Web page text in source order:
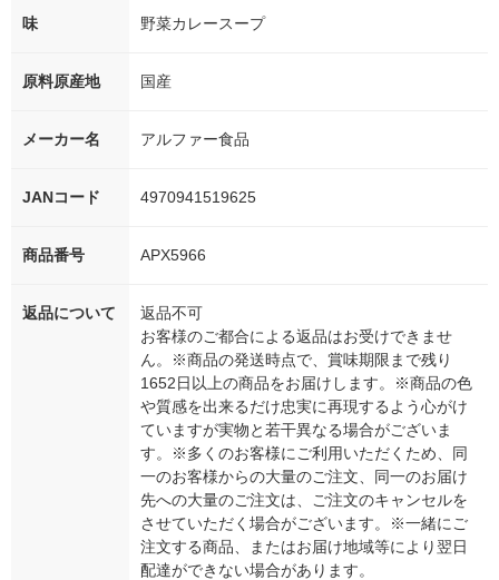
味 野菜カレースープ
原料原産地 国産
メーカー名 アルファー食品
JANコード 4970941519625
商品番号 APX5966
返品について
返品不可
お客様のご都合による返品はお受けできませ
ん。※商品の発送時点で、賞味期限まで残り
1652日以上の商品をお届けします。※商品の色
や質感を出来るだけ忠実に再現するよう心がけ
ていますが実物と若干異なる場合がございま
す。※多くのお客様にご利用いただくため、同
一のお客様からの大量のご注文、同一のお届け
先への大量のご注文は、ご注文のキャンセルを
させていただく場合がございます。※一緒にご
注文する商品、またはお届け地域等により翌日
配達ができない場合があります。